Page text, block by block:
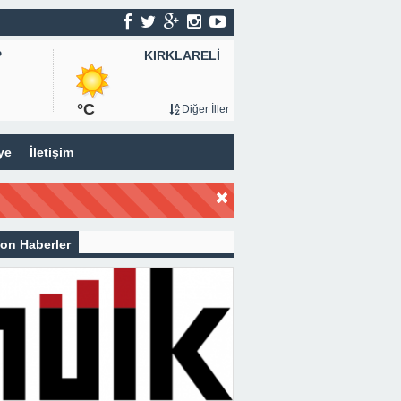
KIRKLARELİ
°C Diğer İller
İletişim
Haberler